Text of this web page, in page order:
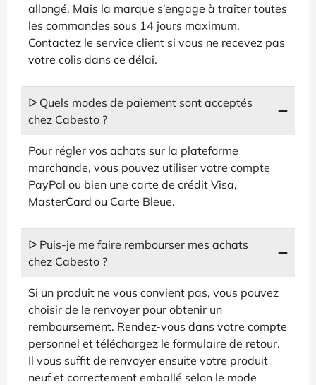
allongé. Mais la marque s’engage à traiter toutes
les commandes sous 14 jours maximum.
Contactez le service client si vous ne recevez pas
votre colis dans ce délai.
ᐅ Quels modes de paiement sont acceptés
chez Cabesto ?
Pour régler vos achats sur la plateforme
marchande, vous pouvez utiliser votre compte
PayPal ou bien une carte de crédit Visa,
MasterCard ou Carte Bleue.
ᐅ Puis-je me faire rembourser mes achats
chez Cabesto ?
Si un produit ne vous convient pas, vous pouvez
choisir de le renvoyer pour obtenir un
remboursement. Rendez-vous dans votre compte
personnel et téléchargez le formulaire de retour.
Il vous suffit de renvoyer ensuite votre produit
neuf et correctement emballé selon le mode